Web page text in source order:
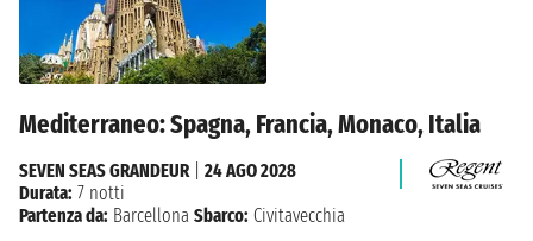
Mediterraneo: Spagna, Francia, Monaco, Italia
SEVEN SEAS GRANDEUR| 24 AGO 2028
Durata: 7 notti
Partenza da: Barcellona Sbarco: Civitavecchia